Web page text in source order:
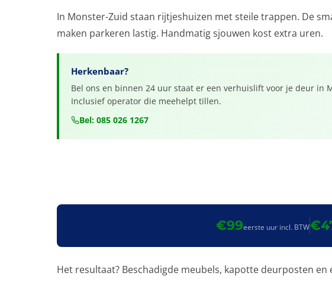
In Monster-Zuid staan rijtjeshuizen met steile trappen. De
maken parkeren lastig. Handmatig sjouwen kost extra uren.
Herkenbaar?
Bel ons en binnen 24 uur staat er een verhuislift voor je deur in
Inclusief operator die meehelpt tillen.
Bel: 085 026 1267
€99eerste uur incl. BTW
Het resultaat? Beschadigde meubels, kapotte deurposten